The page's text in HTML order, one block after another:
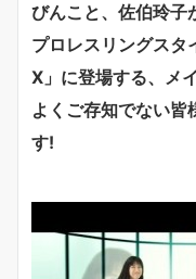
びんこと、佐伯玲子
プロレスリングス
X」に登場する、メ
よくご存知でない皆
す!